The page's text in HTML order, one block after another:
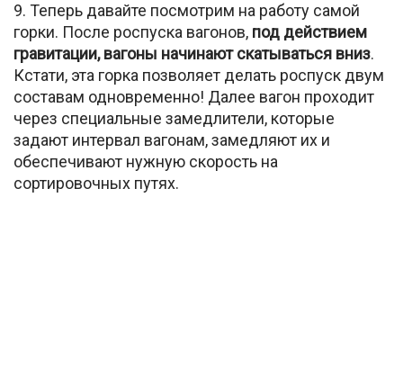
9. Теперь давайте посмотрим на работу самой
горки. После роспуска вагонов, под действием
гравитации, вагоны начинают скатываться вниз.
Кстати, эта горка позволяет делать роспуск двум
составам одновременно! Далее вагон проходит
через специальные замедлители, которые
задают интервал вагонам, замедляют их и
обеспечивают нужную скорость на
сортировочных путях.